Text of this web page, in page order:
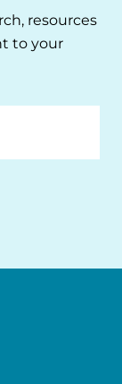
resources
to your